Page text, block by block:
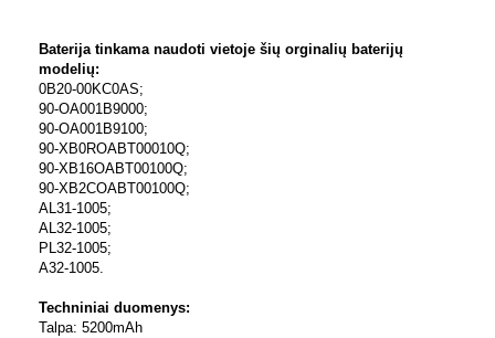
Baterija tinkama naudoti vietoje šių orginalių baterijų
modelių:
0B20-00KC0AS;
90-OA001B9000;
90-OA001B9100;
90-XB0ROABT00010Q;
90-XB16OABT00100Q;
90-XB2COABT00100Q;
AL31-1005;
AL32-1005;
PL32-1005;
A32-1005.
Techniniai duomenys:
Talpa: 5200mAh